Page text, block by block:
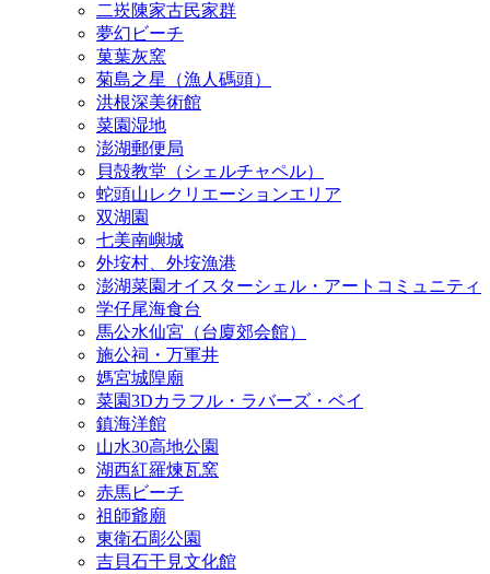
二崁陳家古民家群
夢幻ビーチ
菓葉灰窯
菊島之星（漁人碼頭）
洪根深美術館
菜園湿地
澎湖郵便局
貝殻教堂（シェルチャペル）
蛇頭山レクリエーションエリア
双湖園
七美南嶼城
外垵村、外垵漁港
澎湖菜園オイスターシェル・アートコミュニティ
学仔尾海食台
馬公水仙宮（台廈郊会館）
施公祠・万軍井
媽宮城隍廟
菜園3Dカラフル・ラバーズ・ベイ
鎮海洋館
山水30高地公園
湖西紅羅煉瓦窯
赤馬ビーチ
祖師爺廟
東衛石彫公園
吉貝石干見文化館